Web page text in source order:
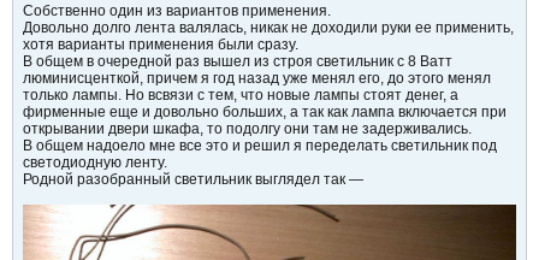
Собственно один из вариантов применения.
Довольно долго лента валялась, никак не доходили руки ее применить,
хотя варианты применения были сразу.
В общем в очередной раз вышел из строя светильник с 8 Ватт
люминисценткой, причем я год назад уже менял его, до этого менял
только лампы. Но всвязи с тем, что новые лампы стоят денег, а
фирменные еще и довольно больших, а так как лампа включается при
открывании двери шкафа, то подолгу они там не задерживались.
В общем надоело мне все это и решил я переделать светильник под
светодиодную ленту.
Родной разобранный светильник выглядел так —